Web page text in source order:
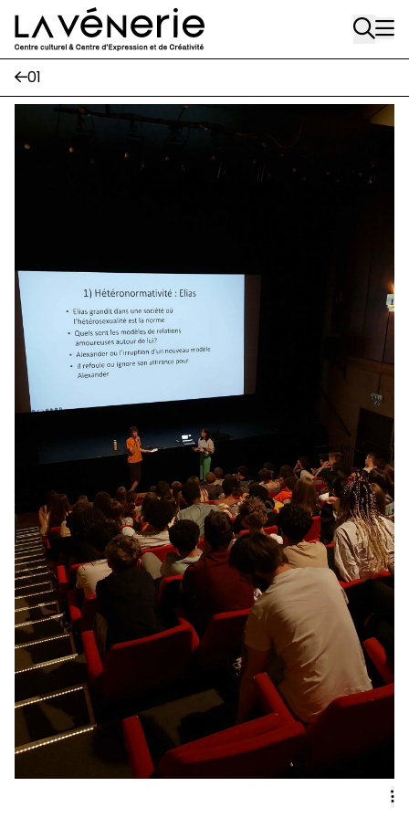
Aller au contenu principal
Journal Vénerie - version papier
Newsletter
01